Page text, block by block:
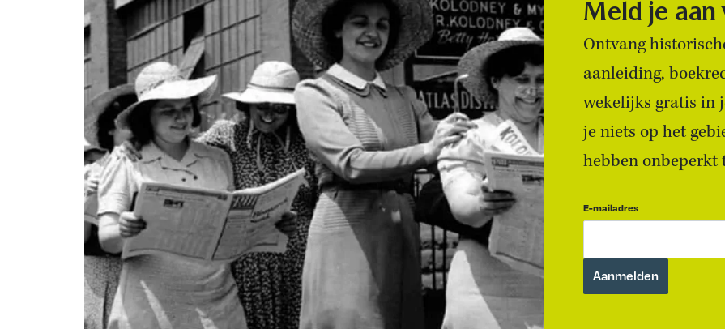
Meld je
Ontvang
aanleiding,
wekelijks gratis in
je niets op het
hebben onbeperkt
E-mailadres